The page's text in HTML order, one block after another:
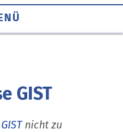
GIST
GISTnicht zu